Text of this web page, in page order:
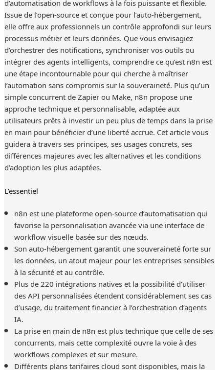
d’automatisation de workflows à la fois puissante et flexible.
Issue de l’open-source et conçue pour l’auto-hébergement,
elle offre aux professionnels un contrôle approfondi sur leurs
processus métier et leurs données. Que vous envisagiez
d’orchestrer des notifications, synchroniser vos outils ou
intégrer des agents intelligents, comprendre ce qu’est n8n est
une étape incontournable pour qui cherche à maîtriser
l’automation sans compromis sur la souveraineté. Plus qu’un
simple concurrent de Zapier ou Make, n8n propose une
approche technique et personnalisable, adaptée aux
utilisateurs prêts à investir un peu plus de temps dans la prise
en main pour bénéficier d’une liberté accrue. Cet article vous
guidera à travers ses principes, ses usages concrets, ses
différences majeures avec les alternatives et les conditions
d’adoption les plus adaptées.
L’essentiel
n8n est une plateforme open-source d’automatisation qui
favorise la personnalisation avancée via une interface de
workflow visuelle basée sur des nœuds.
Son auto-hébergement garantit une souveraineté forte sur
les données, un atout majeur pour les entreprises sensibles
à la sécurité et au contrôle.
Plus de 220 intégrations natives et la possibilité d’utiliser
des API personnalisées étendent considérablement ses cas
d’usage, du traitement financier à l’orchestration d’agents
IA.
La prise en main de n8n est plus technique que celle de ses
concurrents, mais cette complexité ouvre la voie à des
workflows complexes et sur mesure.
Différents plans tarifaires cloud sont disponibles, mais la